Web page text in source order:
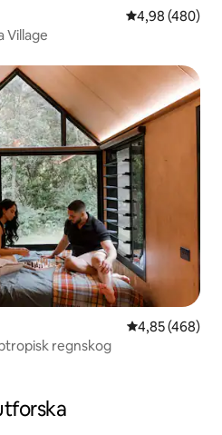
4,98 av 5 i
4,98 (480)
Village
4,85 av 5 i
4,85 (468)
regnskog